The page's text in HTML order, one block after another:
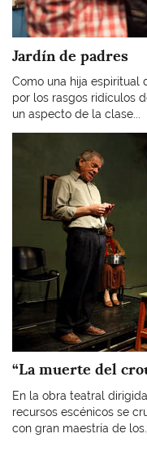
Jardín de padres
Como una hija espiritual
por los rasgos ridículos
un aspecto de la clase...
“La muerte del
En la obra teatral
recursos escénicos se
con gran maestría de los...